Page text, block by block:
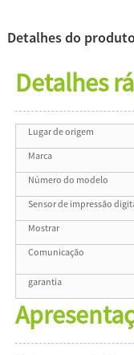
Detalhes do produto
Detalhes
Lugar de origem
Marca
Número do modelo
Sensor de impressão
Mostrar
Comunicação
garantia